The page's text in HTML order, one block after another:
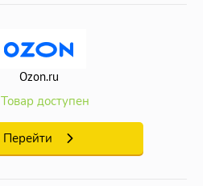
Ozon.ru
Товар доступен
Перейти